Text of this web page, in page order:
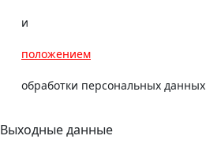
и
положением
обработки персональных данных
Выходные данные